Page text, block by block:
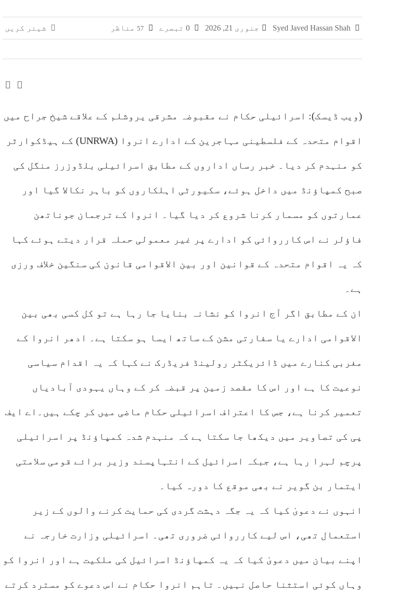
مشہور سمگل سگریٹ برانڈز میلانو، مونڈ افغانستان کے کاروباری گروپ کی ملکیت کا انکشاف
شیئر کریں Syed Javed Hassan Shah جنوری 21, 2026 57 مناظر
(ویب ڈیسک): اسرائیلی حکام نے مقبوضہ مشرقی یروشلم کے علاقے شیخ جراح میں
اقوام متحدہ کے فلسطینی مہاجرین کے ادارے انروا (UNRWA) کے ہیڈکوارٹر
کو منہدم کر دیا۔ خبر رساں اداروں کے مطابق اسرائیلی بلڈوزرز منگل کی
صبح کمپاؤنڈ میں داخل ہوئے، سکیورٹی اہلکاروں کو باہر نکالا گیا اور
عمارتوں کو مسمار کرنا شروع کر دیا گیا۔ انروا کے ترجمان جوناتھن
فاؤلر نے اس کارروائی کو ادارے پر غیر معمولی حملہ قرار دیتے ہوئے کہا
کہ یہ اقوام متحدہ کے قوانین اور بین الاقوامی قانون کی سنگین خلاف ورزی
ہے۔
ان کے مطابق اگر آج انروا کو نشانہ بنایا جا رہا ہے تو کل کسی بھی بین
الاقوامی ادارے یا سفارتی مشن کے ساتھ ایسا ہو سکتا ہے۔ ادھر انروا کے
مغربی کنارے میں ڈائریکٹر رولینڈ فریڈرک نے کہا کہ یہ اقدام سیاسی
نوعیت کا ہے اور اس کا مقصد زمین پر قبضہ کر کے وہاں یہودی آبادیاں
تعمیر کرنا ہے، جس کا اعتراف اسرائیلی حکام ماضی میں کر چکے ہیں۔اے ایف
پی کی تصاویر میں دیکھا جا سکتا ہے کہ منہدم شدہ کمپاؤنڈ پر اسرائیلی
پرچم لہرا رہا ہے، جبکہ اسرائیل کے انتہاپسند وزیر برائے قومی سلامتی
ایتمار بن گویر نے بھی موقع کا دورہ کیا۔
انہوں نے دعویٰ کیا کہ یہ جگہ دہشت گردی کی حمایت کرنے والوں کے زیر
استعمال تھی، اس لیے کارروائی ضروری تھی۔ اسرائیلی وزارت خارجہ نے
اپنے بیان میں دعویٰ کیا کہ یہ کمپاؤنڈ اسرائیل کی ملکیت ہے اور انروا کو
وہاں کوئی استثنا حاصل نہیں۔ تاہم انروا حکام نے اس دعوے کو مسترد کرتے